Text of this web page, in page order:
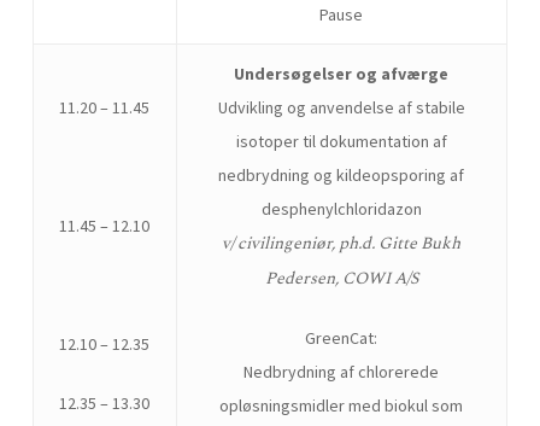
Pause
11.20 – 11.45
11.45 – 12.10
12.10 – 12.35
12.35 – 13.30
Undersøgelser og afværge
Udvikling og anvendelse af stabile
isotoper til dokumentation af
nedbrydning og kildeopsporing af
desphenylchloridazon
v/ civilingeniør, ph.d. Gitte Bukh
Pedersen, COWI A/S
GreenCat:
Nedbrydning af chlorerede
opløsningsmidler med biokul som